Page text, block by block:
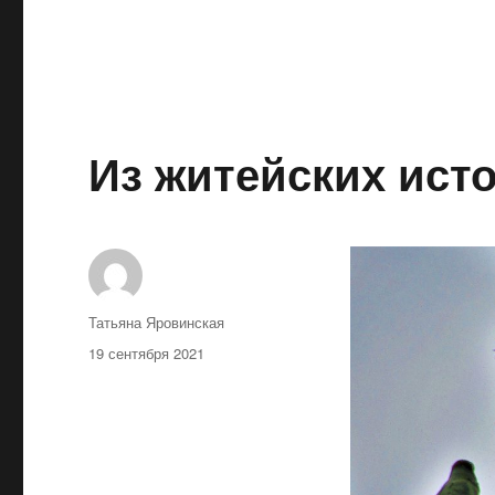
Из житейских
Автор
Татьяна Яровинская
Опубликовано
19 сентября 2021